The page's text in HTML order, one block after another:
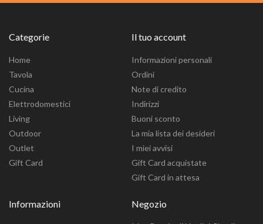
Categorie
Home
Tavola
Cucina
Elettrodomestici
Living
Outdoor
Outlet
Gift Card
Il tuo account
Informazioni personali
Ordini
Note di credito
Indirizzi
Buoni sconto
La mia lista dei desideri
I miei avvisi
Gift Card acquistate
Gift Card in attesa
Informazioni Negozio